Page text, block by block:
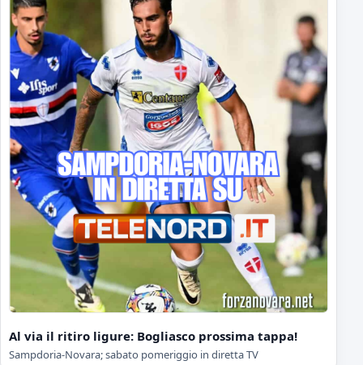
Al via il ritiro ligure: Bogliasco prossima tappa!
Sampdoria-Novara; sabato pomeriggio in diretta TV